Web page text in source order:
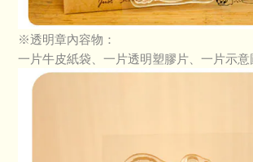
※透明章內容物：
一片牛皮紙袋、一片透明塑膠片、一片示意